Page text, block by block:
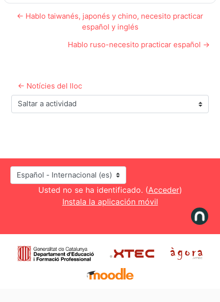
← Hablo taiwanés, japonés y chino, necesito practicar
español y inglés
Hablo ruso-necesito practicar español →
← Notícies del lloc
Saltar a actividad
Idioma
Usted no se ha identificado. (Acceder)
Instala la aplicación móvil